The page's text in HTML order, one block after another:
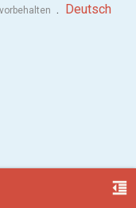
format_indent_decrease
. Deutsch